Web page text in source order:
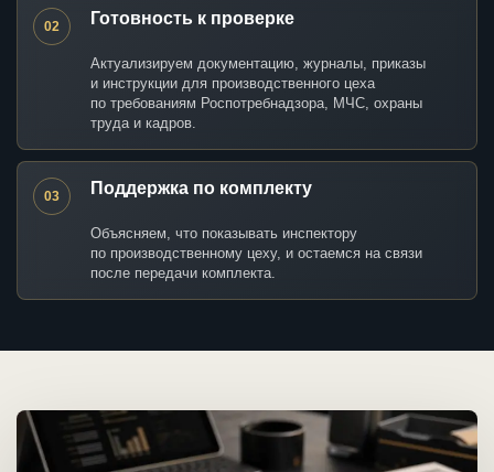
02 Готовность к проверке
Актуализируем документацию, журналы, приказы
и инструкции для производственного цеха
по требованиям Роспотребнадзора, МЧС, охраны
труда и кадров.
03 Поддержка по комплекту
Объясняем, что показывать инспектору
по производственному цеху, и остаемся на связи
после передачи комплекта.